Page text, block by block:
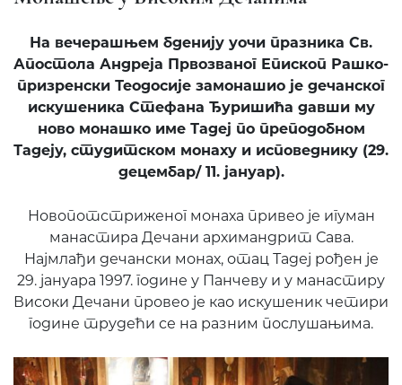
На вечерашњем бденију уочи празника Св.
Апостола Андреја Првозваног Епископ Рашко-
призренски Теодосије замонашио је дечанског
искушеника Стефана Ђуришића давши му
ново монашко име Тадеј по преподобном
Тадеју, студитском монаху и исповеднику (29.
децембар/ 11. јануар).
Новопотстриженог монаха привео је игуман
манастира Дечани архимандрит Сава.
Најмлађи дечански монах, отац Тадеј рођен је
29. јануара 1997. године у Панчеву и у манастиру
Високи Дечани провео је као искушеник четири
године трудећи се на разним послушањима.